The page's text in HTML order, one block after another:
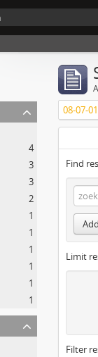
4
3
3
2
1
1
1
1
1
1
08-07-01
Find
Limit
Filter